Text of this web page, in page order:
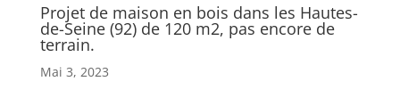
Projet de maison en bois dans les Hautes-
de-Seine (92) de 120 m2, pas encore de
terrain.
Mai 3, 2023